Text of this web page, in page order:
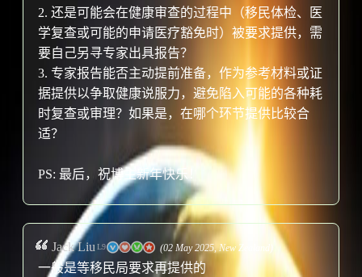
2. 还是可能会在健康审查的过程中（移民体检、医
学复查或可能的申请医疗豁免时）被要求提供，需
要自己另寻专家出具报告？
3. 专家报告能否主动提前准备，作为参考材料或证
据提供以争取健康说服力，避免陷入可能的各种耗
时复查或审理？如果是，在哪个环节提供比较合
适？
PS: 最后，祝博主新年快乐！
Jack Liu L9 (02 May 2025, New Zealand
一般是等移民局要求再提供的